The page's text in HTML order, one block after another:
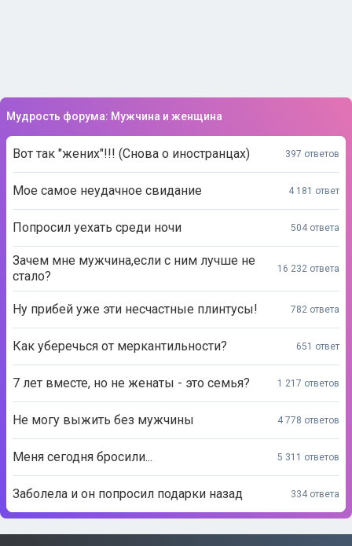
Мудрость форума: Мужчина и женщина
Вот так "жених"!!! (Снова о иностранцах) 397 ответов
Мое самое неудачное свидание 4 181 ответ
Попросил уехать среди ночи 504 ответа
Зачем мне мужчина,если с ним лучше не
стало?
16 232 ответа
Ну прибей уже эти несчастные плинтусы! 782 ответа
Как уберечься от меркантильности? 651 ответ
7 лет вместе, но не женаты - это семья? 1 217 ответов
Не могу выжить без мужчины 4 778 ответов
Меня сегодня бросили... 5 311 ответов
Заболела и он попросил подарки назад 334 ответа